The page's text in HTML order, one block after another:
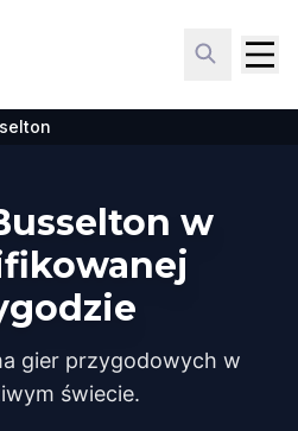
w
gier przygodowych w
świecie.